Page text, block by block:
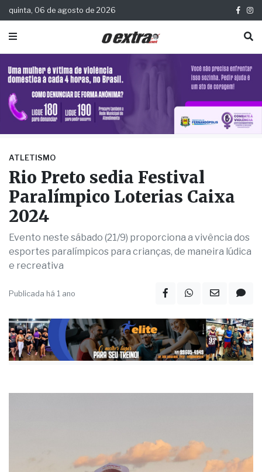
quinta, 06 de agosto de 2026
ATLETISMO
Rio Preto sedia Festival
Paralímpico Loterias Caixa
2024
Evento neste sábado (21/9) proporciona a vivência dos
esportes paralímpicos para crianças, de maneira lúdica
e recreativa
Publicada há 1 ano